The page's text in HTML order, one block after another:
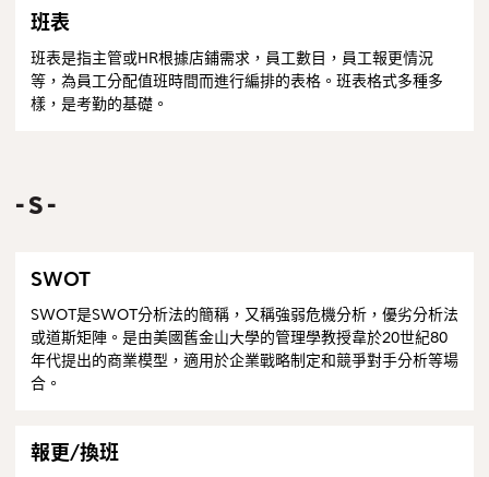
班表
班表是指主管或HR根據店鋪需求，員工數目，員工報更情況
等，為員工分配值班時間而進行編排的表格。班表格式多種多
樣，是考勤的基礎。
S
SWOT
SWOT是SWOT分析法的簡稱，又稱強弱危機分析，優劣分析法
或道斯矩陣。是由美國舊金山大學的管理學教授韋於20世紀80
年代提出的商業模型，適用於企業戰略制定和競爭對手分析等場
合。
報更/換班